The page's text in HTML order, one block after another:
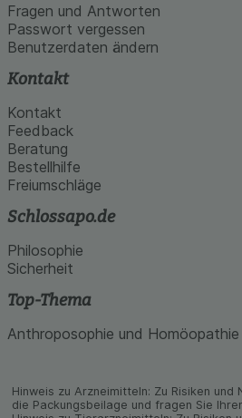
Fragen und Antworten
Passwort vergessen
Benutzerdaten ändern
Kontakt
Kontakt
Feedback
Beratung
Bestellhilfe
Freiumschläge
Schlossapo.de
Philosophie
Sicherheit
Top-Thema
Anthroposophie und Homöopathie
Hinweis zu Arzneimitteln: Zu Risiken und
die Packungs­beilage und fragen Sie